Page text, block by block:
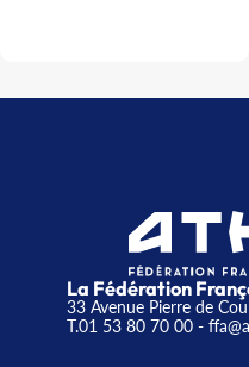
La Fédération
33 Avenue Pierre de
T.01 53 80 70 00-